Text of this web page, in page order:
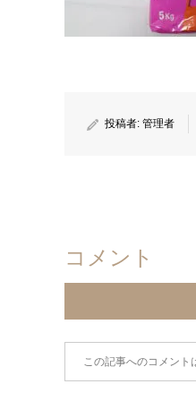
投稿者: 管理者
コメント
この記事へのコメント